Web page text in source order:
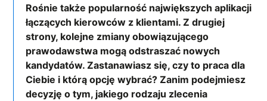
Rośnie także popularność największych aplikacji
łączących kierowców z klientami. Z drugiej
strony, kolejne zmiany obowiązującego
prawodawstwa mogą odstraszać nowych
kandydatów. Zastanawiasz się, czy to praca dla
Ciebie i którą opcję wybrać? Zanim podejmiesz
decyzję o tym, jakiego rodzaju zlecenia